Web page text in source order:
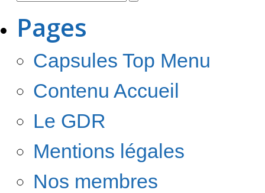
Pages
Capsules Top Menu
Contenu Accueil
Le GDR
Mentions légales
Nos membres